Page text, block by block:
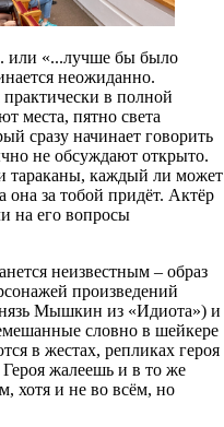
«...лучше бы было
неожиданно.
в полной
места, пятно света
сразу начинает говорить
не обсуждают открыто.
тараканы, каждый ли может
она за тобой придёт. Актёр
на его вопросы
неизвестным – образ
произведений
Мышкин из «Идиота») и
словно в шейкере
в жестах, репликах героя
жалеешь и в то же
хотя и не во всём, но